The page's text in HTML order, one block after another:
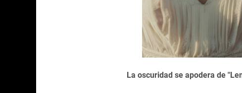
La oscuridad se apodera de